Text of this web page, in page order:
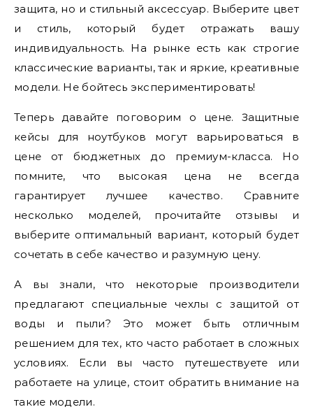
защита, но и стильный аксессуар. Выберите цвет
и стиль, который будет отражать вашу
индивидуальность. На рынке есть как строгие
классические варианты, так и яркие, креативные
модели. Не бойтесь экспериментировать!
Теперь давайте поговорим о цене. Защитные
кейсы для ноутбуков могут варьироваться в
цене от бюджетных до премиум-класса. Но
помните, что высокая цена не всегда
гарантирует лучшее качество. Сравните
несколько моделей, прочитайте отзывы и
выберите оптимальный вариант, который будет
сочетать в себе качество и разумную цену.
А вы знали, что некоторые производители
предлагают специальные чехлы с защитой от
воды и пыли? Это может быть отличным
решением для тех, кто часто работает в сложных
условиях. Если вы часто путешествуете или
работаете на улице, стоит обратить внимание на
такие модели.